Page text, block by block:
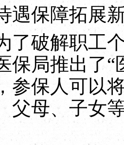
遇保障拓展
破解职工个
保局推出了“
参保人可以
父母、子女